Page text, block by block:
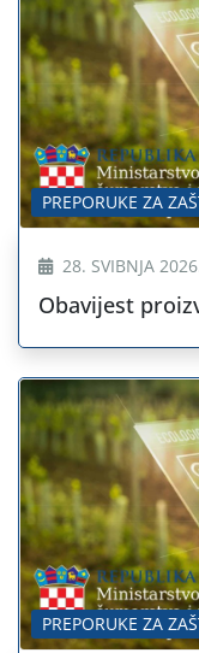
PREPORUKE ZA
28. SVIBNJA
Obavijest
PREPORUKE ZA